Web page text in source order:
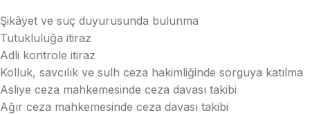
Şikâyet ve suç duyurusunda bulunma
Tutukluluğa itiraz
Adli kontrole itiraz
Kolluk, savcılık ve sulh ceza hakimliğinde sorguya katılma
Asliye ceza mahkemesinde ceza davası takibi
Ağır ceza mahkemesinde ceza davası takibi